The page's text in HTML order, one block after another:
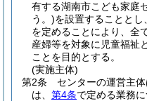
有する湖南市こども家庭
う。)を設置することと
を定めることにより、全
産婦等を対象に児童福祉
ことを目的とする。
(実施主体)
第2条
センターの運営主体
は、 第4条で定める業務